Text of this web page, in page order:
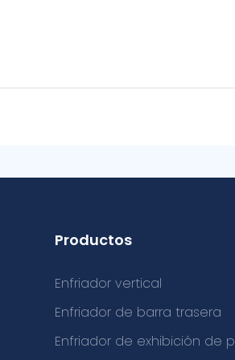
Productos
Enfriador vertical
Enfriador de barra trasera
Enfriador de exhibición de